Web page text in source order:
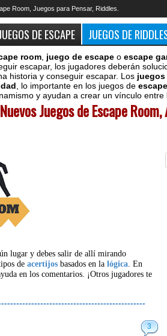
Room, Juegos para Pensar, Riddles.
DE ESCAPE JUEGOS DE
room juego de escape o escape
escapar, los jugadores deberán
historia y conseguir escapar. Los juegos
, lo importante en los juegos de
y ayudan a crear un vínculo entre
Nuevos Juegos de Escape
lugar y debes salir de allí mirando
deacertijos basados en lalógica. En
en los comentarios. ¡Otros jugadores te
3